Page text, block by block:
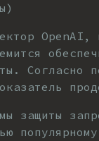
OpenAI,
Согласно
защиты